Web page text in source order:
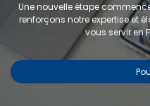
Une nouvelle étape
renforçons notre expertise et
vous servir en